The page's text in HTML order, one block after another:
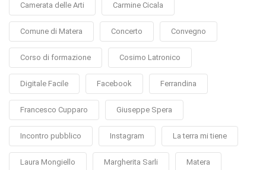
Camerata delle Arti Carmine Cicala
Comune di Matera Concerto Convegno
Corso di formazione Cosimo Latronico
Digitale Facile Facebook Ferrandina
Francesco Cupparo Giuseppe Spera
Incontro pubblico Instagram La terra mi tiene
Laura Mongiello Margherita Sarli Matera